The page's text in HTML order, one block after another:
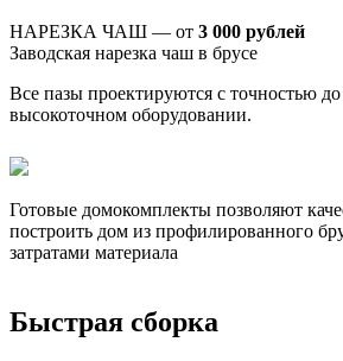
НАРЕЗКА ЧАШ — от 3 000 рублей
Заводская нарезка чаш в брусе
Все пазы проектируются с точностью
высокоточном оборудовании.
Готовые домокомплекты позволяют
построить дом из профилированного
затратами материала
Быстрая сборка